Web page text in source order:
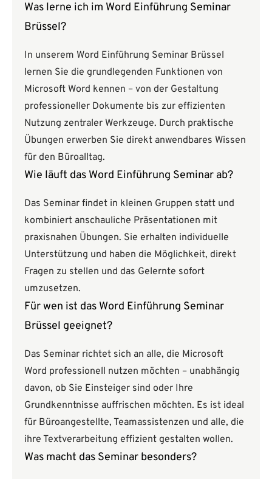
Was lerne ich im Word Einführung Seminar
Brüssel?
In unserem Word Einführung Seminar Brüssel
lernen Sie die grundlegenden Funktionen von
Microsoft Word kennen – von der Gestaltung
professioneller Dokumente bis zur effizienten
Nutzung zentraler Werkzeuge. Durch praktische
Übungen erwerben Sie direkt anwendbares Wissen
für den Büroalltag.
Wie läuft das Word Einführung Seminar ab?
Das Seminar findet in kleinen Gruppen statt und
kombiniert anschauliche Präsentationen mit
praxisnahen Übungen. Sie erhalten individuelle
Unterstützung und haben die Möglichkeit, direkt
Fragen zu stellen und das Gelernte sofort
umzusetzen.
Für wen ist das Word Einführung Seminar
Brüssel geeignet?
Das Seminar richtet sich an alle, die Microsoft
Word professionell nutzen möchten – unabhängig
davon, ob Sie Einsteiger sind oder Ihre
Grundkenntnisse auffrischen möchten. Es ist ideal
für Büroangestellte, Teamassistenzen und alle, die
ihre Textverarbeitung effizient gestalten wollen.
Was macht das Seminar besonders?